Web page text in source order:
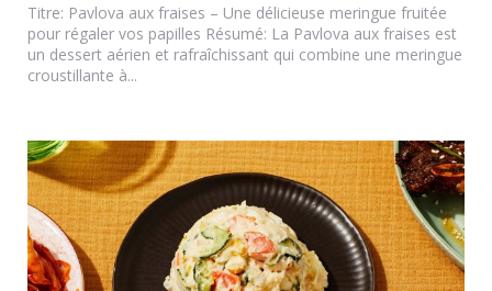
Titre: Pavlova aux fraises – Une délicieuse meringue fruitée
pour régaler vos papilles Résumé: La Pavlova aux fraises est
un dessert aérien et rafraîchissant qui combine une meringue
croustillante à...